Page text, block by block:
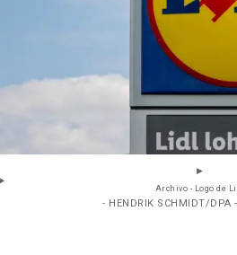
Archivo - Logo de
- HENDRIK SCHMIDT/DPA